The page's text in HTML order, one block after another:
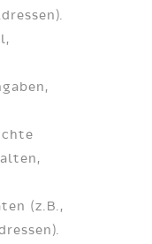
(z.B.,